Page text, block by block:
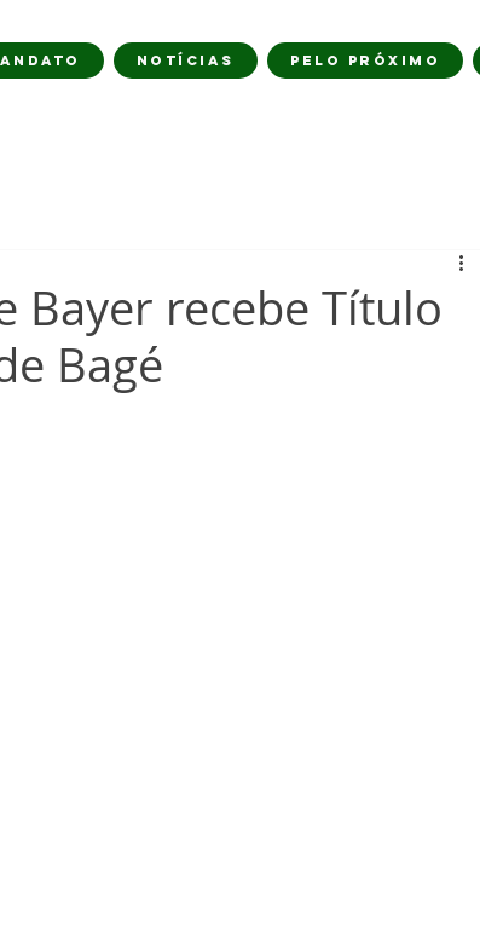
NOTÍCIAS PELO PRÓXIMO
Bayer recebe Título
Bagé